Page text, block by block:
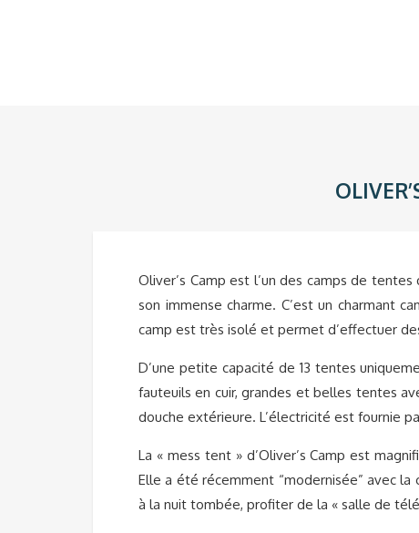
Oliver’s Camp est l’un des camps de
son immense charme. C’est un charmant
camp est très isolé et permet d’effectuer
D’une petite capacité de 13 tentes
fauteuils en cuir, grandes et belles tentes
douche extérieure. L’électricité est fournie
La « mess tent » d’Oliver’s Camp est
Elle a été récemment “modernisée” avec
à la nuit tombée, profiter de la « salle de